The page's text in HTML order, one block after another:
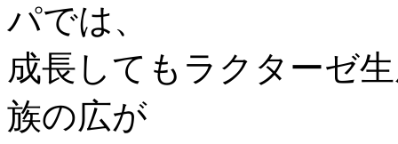
パでは、
成長してもラクターゼ
族の広が